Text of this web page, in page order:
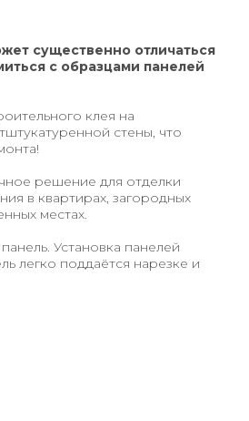
существенно отличаться
с образцами панелей
клея на
стены, что
решение для отделки
в квартирах, загородных
местах.
Установка панелей
легко поддаётся нарезке и